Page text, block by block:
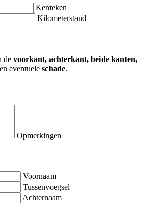
Kenteken
Kilometerstand
de voorkant, achterkant, beide kanten,
en eventuele schade.
Opmerkingen
Voornaam
Tussenvoegsel
Achternaam